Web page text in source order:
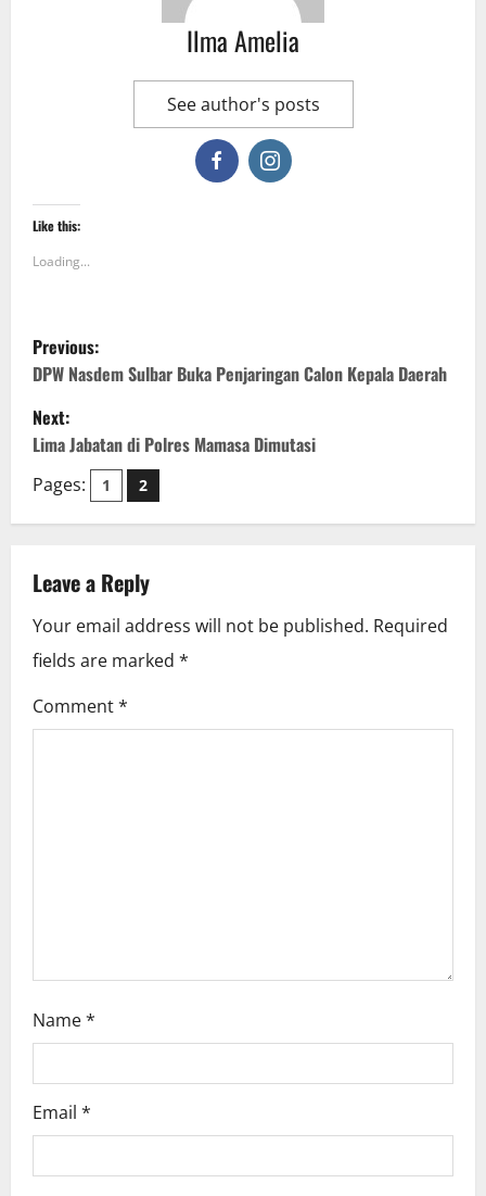
Ilma Amelia
See author's posts
Like this:
Loading...
P
o
s
t
n
a
v
i
g
Previous:
DPW Nasdem Sulbar Buka Penjaringan Calon Kepala Daerah
Next:
Lima Jabatan di Polres Mamasa Dimutasi
Pages: 1 2
Leave a Reply
Your email address will not be published. Required
fields are marked *
Comment*
Name*
Email *